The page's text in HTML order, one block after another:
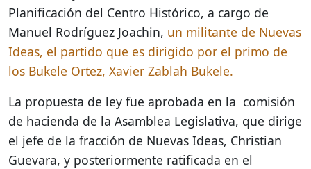
Planificación del Centro Histórico, a cargo de
Manuel Rodríguez Joachin, un militante de Nuevas
Ideas, el partido que es dirigido por el primo de
los Bukele Ortez, Xavier Zablah Bukele.
La propuesta de ley fue aprobada en la comisión
de hacienda de la Asamblea Legislativa, que dirige
el jefe de la fracción de Nuevas Ideas, Christian
Guevara, y posteriormente ratificada en el